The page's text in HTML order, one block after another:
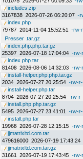
includes.zip
3167838 2026-07-26 06:20:07 -
index.php
79787 2014-11-04 15:52:51 -rw-
Presser .tar.gz
index.php.php.tar.gz
25397 2026-07-18 17:04:04 -rw-
index.php.tar
81408 2026-08-06 14:32:03 -rw-
install-helper.php.php.tar.gz
2034 2026-07-27 20:25:54 -rw-
install-helper.php.tar
8704 2026-07-27 20:25:54 -rw-
install.php.php.tar.gz
5495 2026-07-27 23:41:01 -rw-
install.php.tar
19968 2026-07-28 12:15:15 -rw-
jjmatrixltd.com.tar
479616000 2026-07-19 17:43:24
jjmatrixltd.com.tar.gz
31661
2026-07-19 17:43:45 -rw-